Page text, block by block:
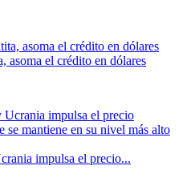
asoma el crédito en dólares
impulsa el precio...